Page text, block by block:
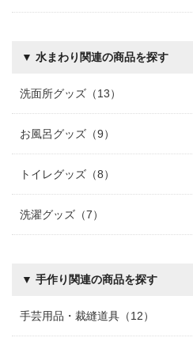
▼ 水まわり関連の商品を探す
洗面所グッズ（13）
お風呂グッズ（9）
トイレグッズ（8）
洗濯グッズ（7）
▼ 手作り関連の商品を探す
手芸用品・裁縫道具（12）